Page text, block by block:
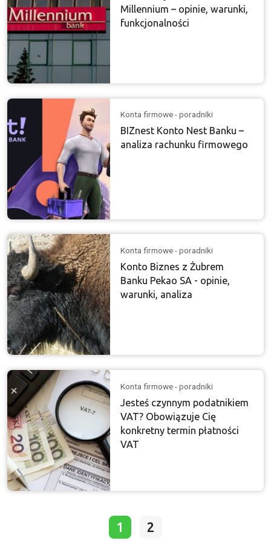
Millennium – opinie, warunki,
funkcjonalności
Konta firmowe - poradniki
BIZnest Konto Nest Banku –
analiza rachunku firmowego
Konta firmowe - poradniki
Konto Biznes z Żubrem
Banku Pekao SA - opinie,
warunki, analiza
Konta firmowe - poradniki
Jesteś czynnym podatnikiem
VAT? Obowiązuje Cię
konkretny termin płatności
VAT
1 2